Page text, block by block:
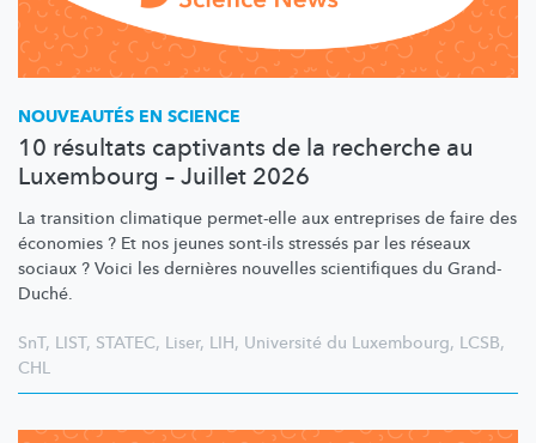
NOUVEAUTÉS EN SCIENCE
10 résultats captivants de la recherche au
Luxembourg – Juillet 2026
La transition climatique permet-elle aux entreprises de faire des
économies ? Et nos jeunes sont-ils stressés par les réseaux
sociaux ? Voici les dernières nouvelles scientifiques du Grand-
Duché.
SnT, LIST, STATEC, Liser, LIH, Université du Luxembourg, LCSB,
CHL